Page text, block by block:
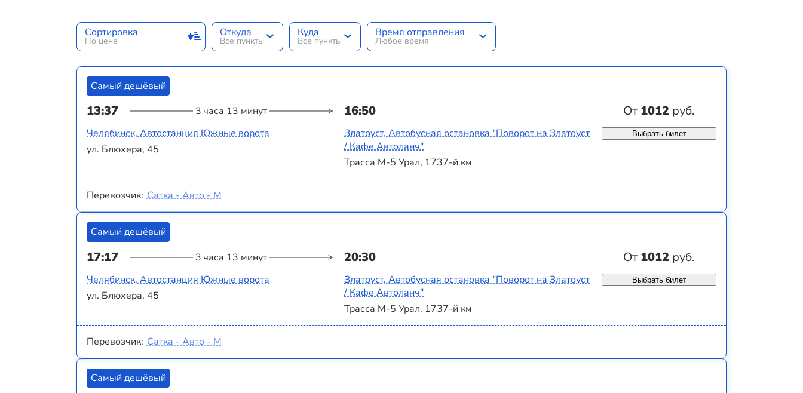
Сортировка
По цене
Откуда
Все пункты
Куда
Все пункты
Время отправления
Любое время
Самый дешёвый
13:37 3 часа 13 минут 16:50 От 1012 руб.
Челябинск, Автостанция Южные ворота
ул. Блюхера, 45
Златоуст, Автобусная остановка "Поворот на Златоуст
/ Кафе Автоланч"
Трасса М-5 Урал, 1737-й км
Выбрать билет
Перевозчик: Сатка - Авто - М
Самый дешёвый
17:17 3 часа 13 минут 20:30 От 1012 руб.
Челябинск, Автостанция Южные ворота
ул. Блюхера, 45
Златоуст, Автобусная остановка "Поворот на Златоуст
/ Кафе Автоланч"
Трасса М-5 Урал, 1737-й км
Выбрать билет
Перевозчик: Сатка - Авто - М
Самый дешёвый